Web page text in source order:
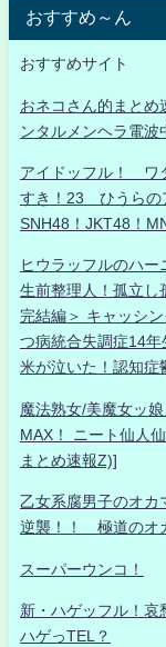
おすすめ～ん
おすすめサイト
おネコさん的まと
ンタルメンヘラ電
アイドッフル！ ワ
すき！23 ひうらの
SNH48！JKT48！
ヒウラッフルのハー
生前整理人！孤立し
完結編＞ キャッシ
つ病統合失調症14
米が泣いた！認知症
魔法熟女/美魔女ッ
MAX！ ニート仙人
まとめ速報Z)]
乙女系腐男子のオ
逆襲！！ 極道のオ
スーパーウンコ！
新・ハゲッフル！哀
ハゲっTEL？